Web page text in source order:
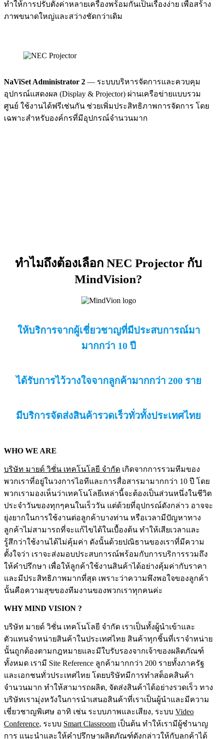
ทำให้การปรับตั้งค่าหลายเครื่องพร้อมกันเป็นเรื่องง่าย เพื่อสร้าง
ภาพขนาดใหญ่และสว่างชัดกว่าเดิม
NaViSet Administrator 2 — ระบบบริหารจัดการและควบคุม
อุปกรณ์แสดงผล (Display & Projector) ผ่านเครือข่ายแบบรวม
ศูนย์ ใช้งานได้ฟรีเช่นกัน ช่วยเพิ่มประสิทธิภาพการจัดการ โดย
เฉพาะสำหรับองค์กรที่มีอุปกรณ์จำนวนมาก
ทำไมถึงต้องเลือก NEC Projector กับ
MindVision?
ให้บริการจากผู้เชี่ยวชาญที่มีประสบการณ์มา
มากกว่า 10 ปี
ได้รับการไว้วางใจจากลูกค้ามากกว่า 200 ราย
มีบริการจัดส่งสินค้ารวดเร็วทั่วทั้งประเทศไทย
WHO WE ARE
บริษัท มายด์ วิชั่น เทคโนโลยี จำกัด เกิดจากการรวมทีมของ
พวกเราที่อยู่ในวงการไอทีและการสื่อสารมามากกว่า 10 ปี โดย
พวกเรามองเห็นว่าเทคโนโลยีเหล่านี้จะต้องเป็นส่วนหนึ่งในชีวิต
ประจำวันของทุกๆคนในเร็ววัน แต่ด้วยที่อุปกรณ์ดังกล่าว อาจจะ
ยุ่งยากในการใช้งานต่อลูกค้าบางท่าน หรือเวลามีปัญหาทาง
ลูกค้าไม่สามารถที่จะแก้ไขได้ในเบื้องต้น ทำให้เสียเวลาและ
รู้สึกว่าใช้งานได้ไม่คุ้มค่า ดังนั้นด้วยปณิธานของเราที่มีความ
ตั้งใจว่า เราจะส่งมอบประสบการณ์พร้อมกับการบริการรวมถึง
ให้คำปรึกษา เพื่อให้ลูกค้าใช้งานสินค้าได้อย่างคุ้มค่ากับราคา
และมีประสิทธิภาพมากที่สุด เพราะว่าความพึงพอใจของลูกค้า
นั้นคือความสุขของทีมงานของพวกเราทุกคนค่ะ
WHY MIND VISION ?
บริษัท มายด์ วิชั่น เทคโนโลยี จำกัด เราเป็นทั้งผู้นำเข้าและ
ตัวแทนจำหน่ายสินค้าในประเทศไทย สินค้าทุกชิ้นที่เราจำหน่าย
นั้นถูกต้องตามกฎหมายและมีใบรับรองจากเจ้าของผลิตภัณฑ์
ทั้งหมด เรามี Site Reference ลูกค้ามากกว่า 200 รายทั้งภาครัฐ
และเอกชนทั่วประเทศไทย โดยบริษัทมีการทำสต็อคสินค้า
จำนวนมาก ทำให้สามารถผลิต, จัดส่งสินค้าได้อย่างรวดเร็ว ทาง
บริษัทเรามุ่งหวังในการนำเสนอสินค้าที่เราเป็นผู้นำและมีความ
เชี่ยวชาญพิเศษ อาทิ เช่น ระบบภาพและเสียง, ระบบ Video
Conference, ระบบ Smart Classroom เป็นต้น ทำให้เรามีผู้ชำนาญ
การ แนะนำและให้คำปรึกษาผลิตภัณฑ์ดังกล่าวให้กับลูกค้าได้